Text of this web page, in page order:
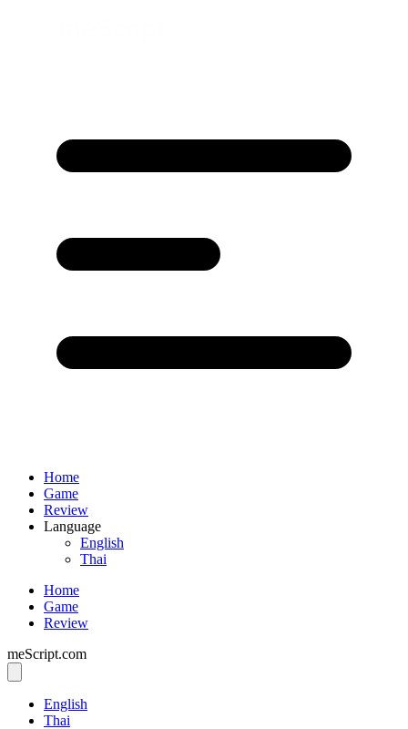
Home
Game
Review
Language
English
Thai
Home
Game
Review
meScript.com
English
Thai